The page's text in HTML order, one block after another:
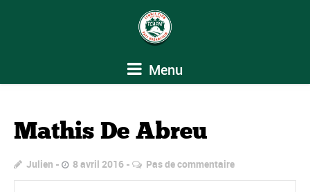
Menu
Mathis De Abreu
Julien 8 avril 2016 Pas de commentaire